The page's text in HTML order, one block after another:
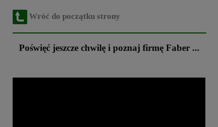
Wróć do początku strony
Poświęć jeszcze chwilę i poznaj firmę Faber ...